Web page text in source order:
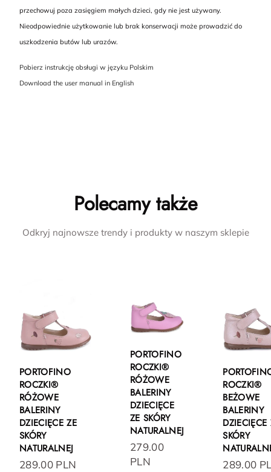
przechowuj poza zasięgiem małych dzieci, gdy nie jest używany.
Nieodpowiednie użytkowanie lub brak konserwacji może prowadzić do
uszkodzenia butów lub urazów.
Pobierz instrukcję obsługi w języku Polskim
Download the user manual in English
Polecamy także
Odkryj najnowsze trendy i produkty w naszym sklepie
PORTOFINO
ROCZKI®
RÓŻOWE
BALERINY
DZIECIĘCE ZE
SKÓRY
NATURALNEJ
289.00 PLN
PORTOFINO
ROCZKI®
RÓŻOWE
BALERINY
DZIECIĘCE
ZE SKÓRY
NATURALNEJ
279.00
PLN
ROCZKI®
BEŻOWE
BALERINY
DZIECIĘCE
SKÓRY
289.00